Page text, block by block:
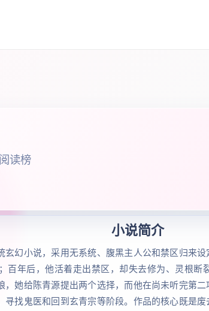
读榜
小说简介
玄幻小说，采用无系统、腹黑主人公和禁区归来
百年后，他活着走出禁区，却失去修为、灵根断
，她给陈青源提出两个选择，而他在尚未听完第
寻找鬼医和回到玄青宗等阶段。作品的核心既是